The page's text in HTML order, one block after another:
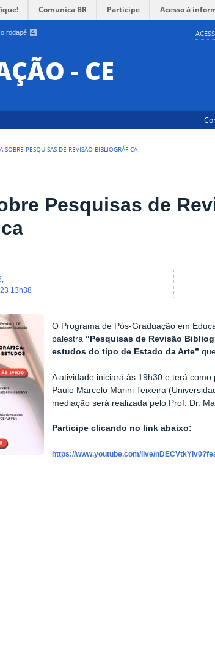
rodapé 4
Comunica BR Participe Acesso à
- CE
SOBRE PESQUISAS DE REVISÃO BIBLIOGRÁFICA
Pesquisas de
13h38
O Programa de Pós-Graduação em
palestra “Pesquisas de Revisão
estudos do tipo de Estado da Arte”
A atividade iniciará às 19h30 e terá
Paulo Marcelo Marini Teixeira
mediação será realizada pelo Prof. Dr.
Participe clicando no link abaixo:
https://www.youtube.com/live/